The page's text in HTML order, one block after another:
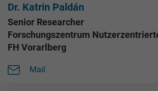
Dr. Katrin Paldán
Senior Researcher
Forschungszentrum
FH Vorarlberg
Mail